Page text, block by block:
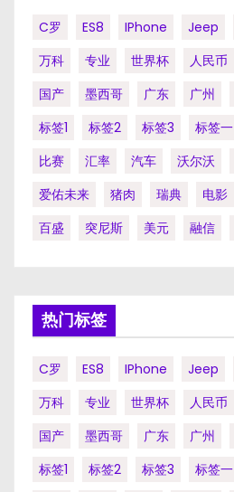
C罗 ES8 IPhone Jeep
万科
专业 世界杯 人民币
国产
墨西哥 广东 广州
标签1
标签2 标签3 标签一
比赛
汇率 汽车 沃尔沃
爱佑未来
猪肉 瑞典 电影
百盛
突尼斯 美元 融信
热门标签
C罗 ES8 IPhone Jeep
万科
专业 世界杯 人民币
国产
墨西哥 广东 广州
标签1
标签2 标签3 标签一